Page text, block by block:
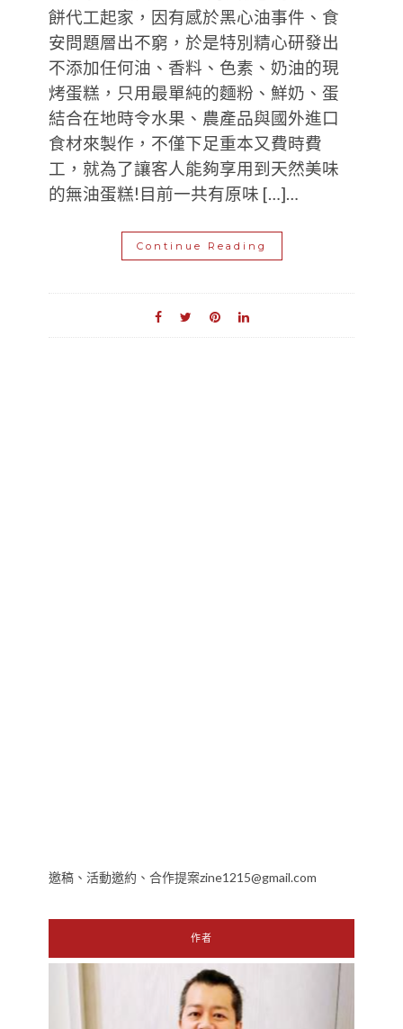
餅代工起家，因有感於黑心油事件、食
安問題層出不窮，於是特別精心研發出
不添加任何油、香料、色素、奶油的現
烤蛋糕，只用最單純的麵粉、鮮奶、蛋
結合在地時令水果、農產品與國外進口
食材來製作，不僅下足重本又費時費
工，就為了讓客人能夠享用到天然美味
的無油蛋糕!目前一共有原味 […]…
Continue Reading
邀稿、活動邀約、合作提案zine1215@gmail.com
作者